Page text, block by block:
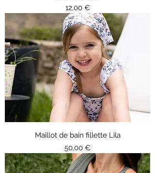
Prix
12,00 €
Maillot de bain fillette Lila
Prix
50,00 €